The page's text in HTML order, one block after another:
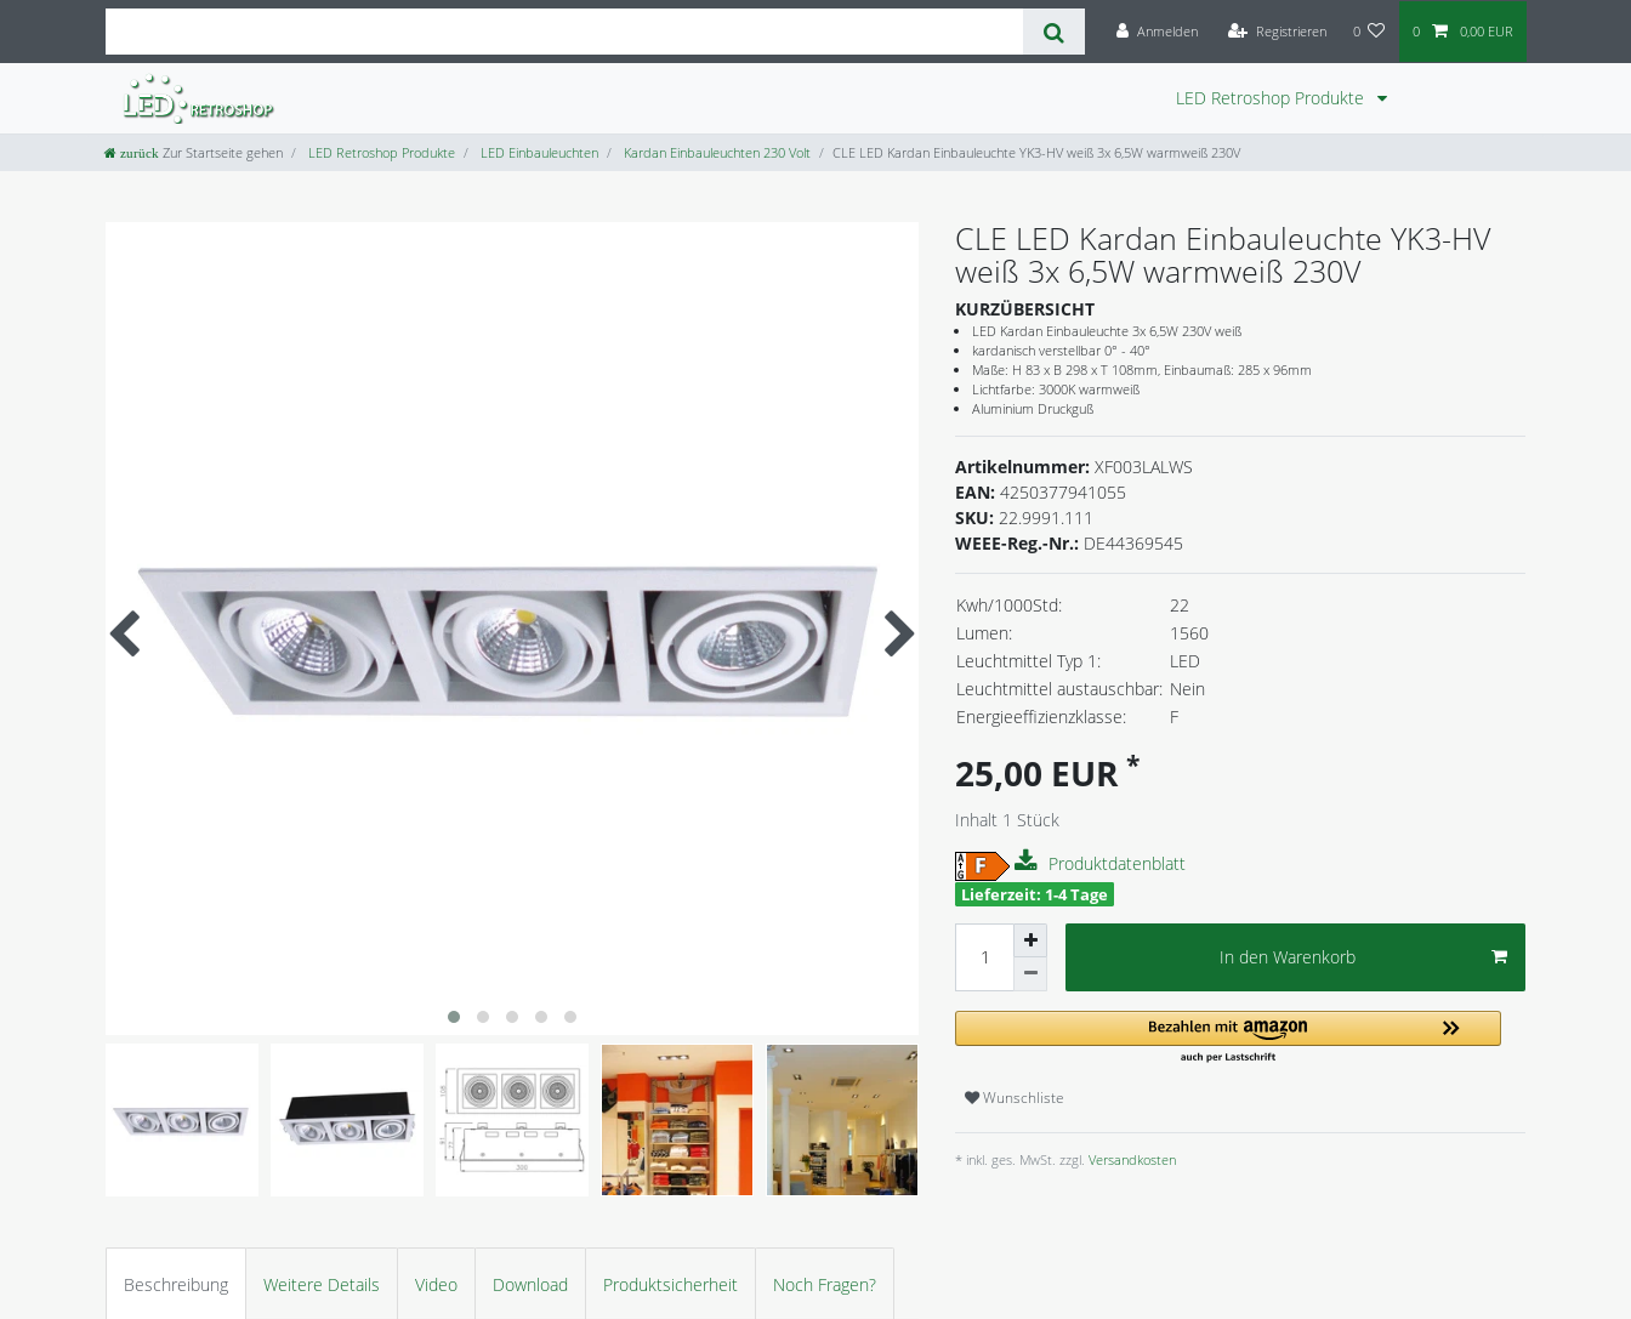
Anmelden Registrieren 0 0 0,00 EUR
LED Retroshop Produkte
Zur Startseite gehen LED Retroshop Produkte LED Einbauleuchten Kardan Einbauleuchten 230 Volt CLE LED Kardan Einbauleuchte YK3-HV weiß 3x 6,5W warmweiß 230V
Beschreibung Weitere Details Video Download Produktsicherheit Noch Fragen?
CLE LED Kardan Einbauleuchte YK3-HV
weiß 3x 6,5W warmweiß 230V
KURZÜBERSICHT
LED Kardan Einbauleuchte 3x 6,5W 230V weiß
kardanisch verstellbar 0° - 40°
Maße: H 83 x B 298 x T 108mm, Einbaumaß: 285 x 96mm
Lichtfarbe: 3000K warmweiß
Aluminium Druckguß
Artikelnummer: XF003LALWS
EAN: 4250377941055
SKU: 22.9991.111
WEEE-Reg.-Nr.: DE44369545
Kwh/1000Std:
22
Lumen:
1560
Leuchtmittel Typ 1:
LED
Leuchtmittel austauschbar: Nein
Energieeffizienzklasse:
F
25,00 EUR *
Inhalt 1 Stück
Produktdatenblatt
Lieferzeit: 1-4 Tage
In den Warenkorb
Wunschliste
* inkl. ges. MwSt. zzgl. Versandkosten